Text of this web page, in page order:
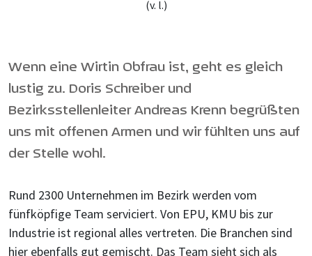
(v. l.)
Wenn eine Wirtin Obfrau ist, geht es gleich
lustig zu. Doris Schreiber und
Bezirksstellenleiter Andreas Krenn begrüßten
uns mit offenen Armen und wir fühlten uns auf
der Stelle wohl.
Rund 2300 Unternehmen im Bezirk werden vom
fünfköpfige Team serviciert. Von EPU, KMU bis zur
Industrie ist regional alles vertreten. Die Branchen sind
hier ebenfalls gut gemischt. Das Team sieht sich als